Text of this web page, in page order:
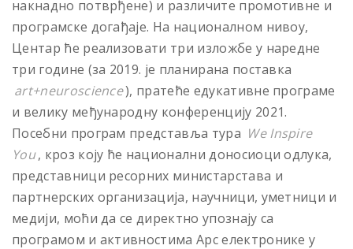
накнадно потврђене) и различите промотивне и
програмске догађаје. На националном нивоу,
Центар ће реализовати три изложбе у наредне
три године (за 2019. је планирана поставка
art+neuroscience), пратеће едукативне програме
и велику међународну конференцију 2021.
Посебни програм представља тура We Inspire
You, кроз коју ће национални доносиоци одлука,
представници ресорних министарстава и
партнерских организација, научници, уметници и
медији, моћи да се директно упознају са
програмом и активностима Арс електронике у